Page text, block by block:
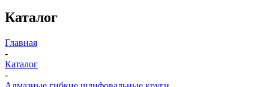
Каталог
Главная
-
Каталог
-